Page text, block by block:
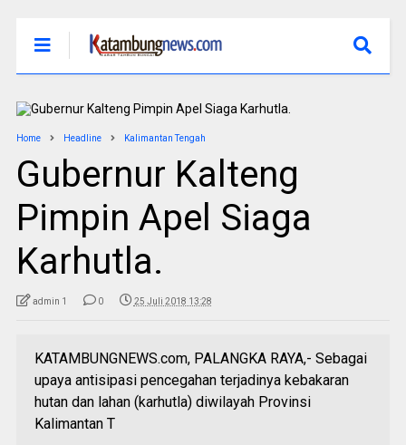
Home Headline Kalimantan Tengah
Gubernur Kalteng
Pimpin Apel Siaga
Karhutla.
admin 1 0 25 Juli 2018 13:28
KATAMBUNGNEWS.com, PALANGKA RAYA,- Sebagai
upaya antisipasi pencegahan terjadinya kebakaran
hutan dan lahan (karhutla) diwilayah Provinsi
Kalimantan T